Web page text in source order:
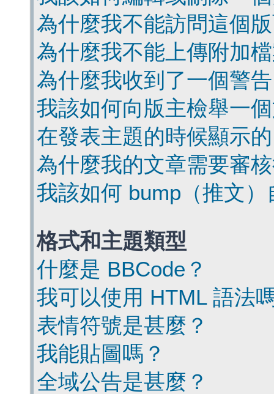
為什麼我不能訪問這個
為什麼我不能上傳附加
為什麼我收到了一個警
我該如何向版主檢舉一
在發表主題的時候顯示
為什麼我的文章需要審
我該如何 bump（推文
格式和主題類型
什麼是 BBCode？
我可以使用 HTML 語法
表情符號是甚麼？
我能貼圖嗎？
全域公告是甚麼？